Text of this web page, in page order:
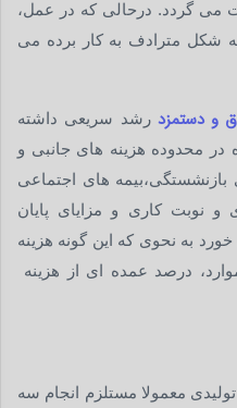
می گردد. درحالی که در عمل،
شکل مترادف به کار برده می
و دستمزد رشد سریعی داشته
محدوده هزینه های جانبی و
بازنشستگی،بیمه های اجتماعی
و نوبت کاری و مزایای پایان
به نحوی که این گونه هزینه
درصد عمده ای از هزینه
معمولا مستلزم انجام سه